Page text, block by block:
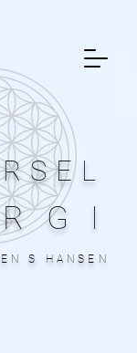
S HANSEN